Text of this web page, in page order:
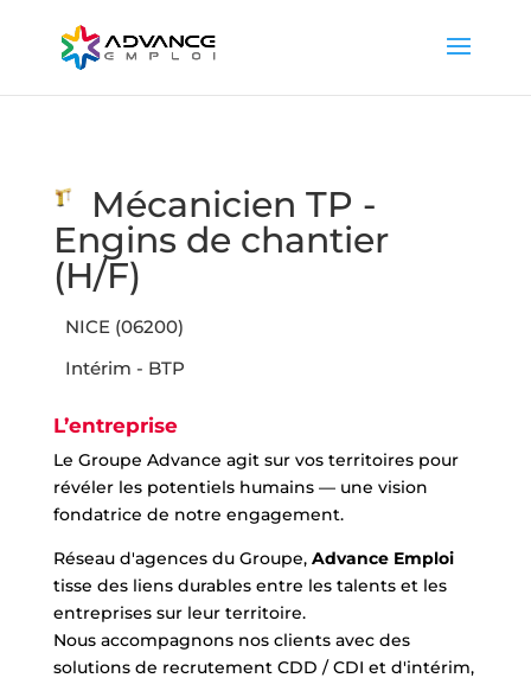
Mécanicien TP -
Engins de chantier
(H/F)
NICE (06200)
Intérim - BTP
L’entreprise
Le Groupe Advance agit sur vos territoires pour
révéler les potentiels humains — une vision
fondatrice de notre engagement.
Réseau d'agences du Groupe, Advance Emploi
tisse des liens durables entre les talents et les
entreprises sur leur territoire.
Nous accompagnons nos clients avec des
solutions de recrutement CDD / CDI et d'intérim,